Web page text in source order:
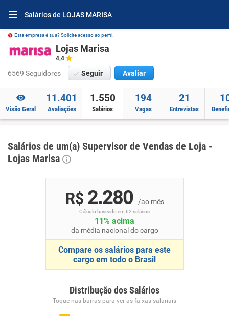
Salários de LOJAS MARISA
Esta empresa é sua? Solicite acesso ao perfil.
Lojas Marisa
4,4
6569 Seguidores Seguir Avaliar
Visão Geral
11.401
Avaliações
1.550
Salários
194
Vagas
21
Entrevistas
Salários de um(a) Supervisor de Vendas de Loja -
Lojas Marisa
R$ 2.280 /ao mês
Cálculo baseado em 62 salários
11% acima
da média nacional do cargo
Compare os salários para este
cargo em todo o Brasil
Distribução dos Salários
Toque nas barras para ver as faixas salariais